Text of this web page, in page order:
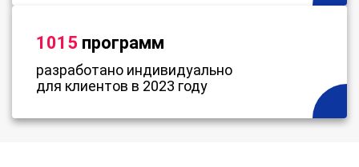
1015 программ
разработано индивидуально
для клиентов в 2023 году